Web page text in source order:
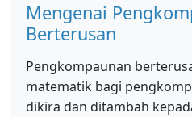
Mengenai
Berterusan
Pengkompaunan
matematik bagi
dikira dan ditambah